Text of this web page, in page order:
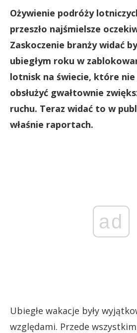
Ożywienie podróży
przeszło najśmielsze
Zaskoczenie branży widać
ubiegłym roku w
lotnisk na świecie, które nie
obsłużyć gwałtownie
ruchu. Teraz widać to w
właśnie raportach.
ad
Ubiegłe wakacje były
względami. Przede